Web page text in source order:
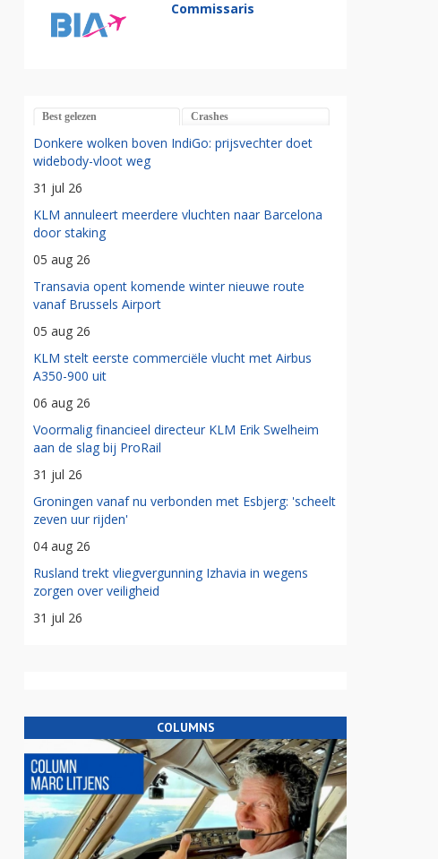
Commissaris
Best gelezen Crashes
Donkere wolken boven IndiGo: prijsvechter doet
widebody-vloot weg
31 jul 26
KLM annuleert meerdere vluchten naar Barcelona
door staking
05 aug 26
Transavia opent komende winter nieuwe route
vanaf Brussels Airport
05 aug 26
KLM stelt eerste commerciële vlucht met Airbus
A350-900 uit
06 aug 26
Voormalig financieel directeur KLM Erik Swelheim
aan de slag bij ProRail
31 jul 26
Groningen vanaf nu verbonden met Esbjerg: 'scheelt
zeven uur rijden'
04 aug 26
Rusland trekt vliegvergunning Izhavia in wegens
zorgen over veiligheid
31 jul 26
COLUMNS